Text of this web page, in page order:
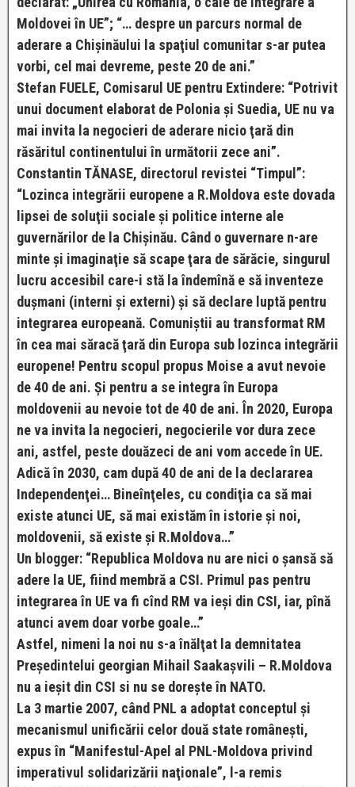
Moldovei în UE”; “… despre un parcurs normal de
aderare a Chişinăului la spaţiul comunitar s-ar putea
vorbi, cel mai devreme, peste 20 de ani.”
Stefan FUELE, Comisarul UE pentru Extindere: “Potrivit
unui document elaborat de Polonia şi Suedia, UE nu va
mai invita la negocieri de aderare nicio ţară din
răsăritul continentului în următorii zece ani”.
Constantin TĂNASE, directorul revistei “Timpul”:
“Lozinca integrării europene a R.Moldova este dovada
lipsei de soluţii sociale şi politice interne ale
guvernărilor de la Chişinău. Când o guvernare n-are
minte şi imaginaţie să scape ţara de sărăcie, singurul
lucru accesibil care-i stă la îndemînă e să inventeze
duşmani (interni şi externi) şi să declare luptă pentru
integrarea europeană. Comuniştii au transformat RM
în cea mai săracă ţară din Europa sub lozinca integrării
europene! Pentru scopul propus Moise a avut nevoie
de 40 de ani. Şi pentru a se integra în Europa
moldovenii au nevoie tot de 40 de ani. În 2020, Europa
ne va invita la negocieri, negocierile vor dura zece
ani, astfel, peste douăzeci de ani vom accede în UE.
Adică în 2030, cam după 40 de ani de la declararea
Independenţei… Bineînţeles, cu condiţia ca să mai
existe atunci UE, să mai existăm în istorie şi noi,
moldovenii, să existe şi R.Moldova…”
Un blogger: “Republica Moldova nu are nici o şansă să
adere la UE, fiind membră a CSI. Primul pas pentru
integrarea în UE va fi cînd RM va ieşi din CSI, iar, pînă
atunci avem doar vorbe goale…”
Astfel, nimeni la noi nu s-a înălţat la demnitatea
Preşedintelui georgian Mihail Saakaşvili – R.Moldova
nu a ieşit din CSI si nu se doreşte în NATO.
La 3 martie 2007, când PNL a adoptat conceptul şi
mecanismul unificării celor două state româneşti,
expus în “Manifestul-Apel al PNL-Moldova privind
imperativul solidarizării naţionale”, l-a remis